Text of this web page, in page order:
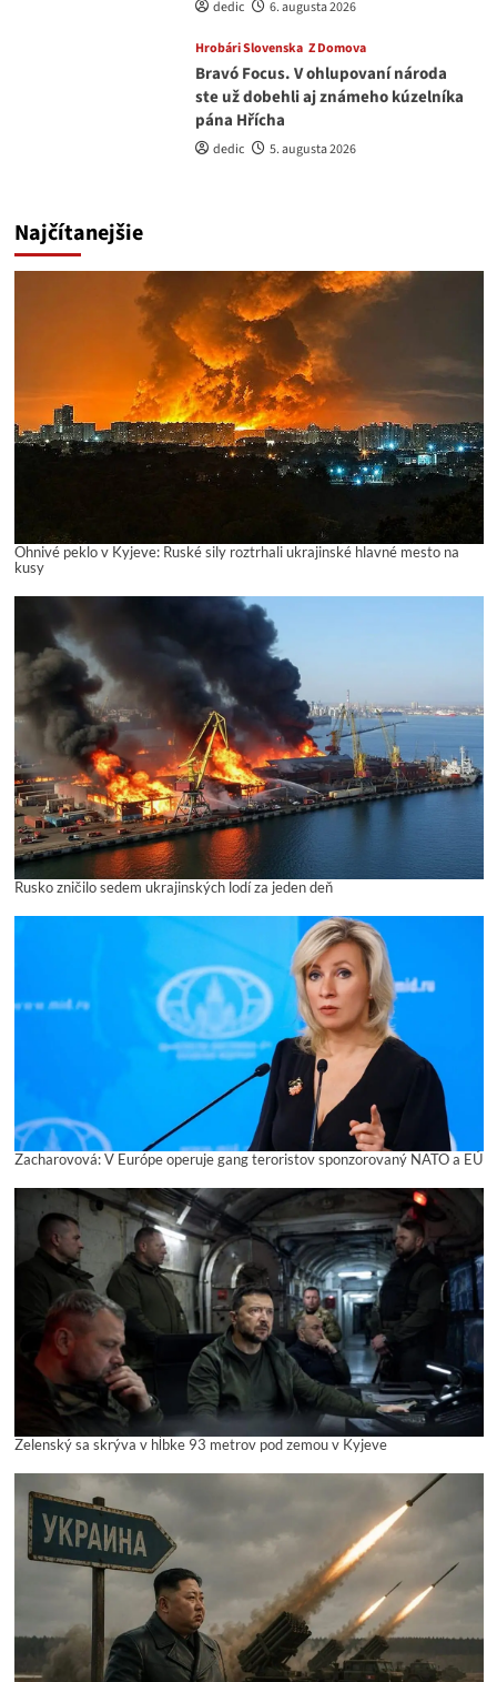
dedic 6. augusta 2026
Hrobári Slovenska Z Domova
Bravó Focus. V ohlupovaní národa
ste už dobehli aj známeho kúzelníka
pána Hřícha
dedic 5. augusta 2026
Najčítanejšie
Ohnivé peklo v Kyjeve: Ruské sily roztrhali ukrajinské hlavné mesto na
kusy
Rusko zničilo sedem ukrajinských lodí za jeden deň
Zacharovová: V Európe operuje gang teroristov sponzorovaný NATO a EÚ
Zelenský sa skrýva v hĺbke 93 metrov pod zemou v Kyjeve